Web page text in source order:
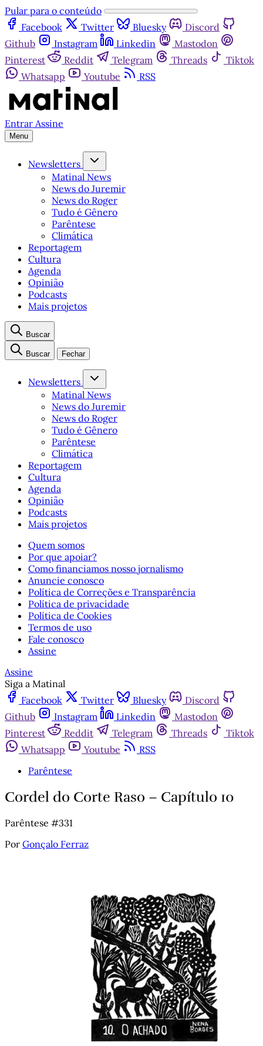
Pular para o conteúdo
Facebook
Twitter Bluesky
Discord
Github
Instagram Linkedin
Mastodon
Pinterest
Reddit Telegram Threads
Tiktok
Whatsapp
Youtube RSS
Entrar Assine
Menu
Newsletters
Matinal News
News do Juremir
News do Roger
Tudo é Gênero
Parêntese
Climática
Reportagem
Cultura
Agenda
Opinião
Podcasts
Mais projetos
Buscar
Buscar Fechar
Newsletters
Matinal News
News do Juremir
News do Roger
Tudo é Gênero
Parêntese
Climática
Reportagem
Cultura
Agenda
Opinião
Podcasts
Mais projetos
Quem somos
Por que apoiar?
Como financiamos nosso jornalismo
Anuncie conosco
Política de Correções e Transparência
Política de privacidade
Política de Cookies
Termos de uso
Fale conosco
Assine
Assine
Siga a Matinal
Facebook
Twitter Bluesky
Discord
Github
Instagram Linkedin
Mastodon
Pinterest
Reddit Telegram Threads
Tiktok
Whatsapp
Youtube
RSS
Parêntese
Cordel do Corte Raso – Capítulo 10
Parêntese #331
Por Gonçalo Ferraz